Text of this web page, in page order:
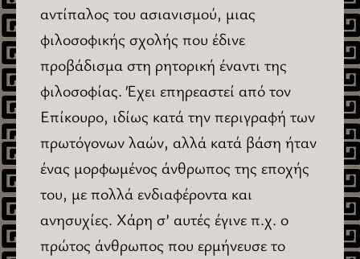
αντίπαλος του ασιανισμού, μιας
φιλοσοφικής σχολής που έδινε
προβάδισμα στη ρητορική έναντι της
φιλοσοφίας. Έχει επηρεαστεί από τον
Επίκουρο, ιδίως κατά την περιγραφή των
πρωτόγονων λαών, αλλά κατά βάση ήταν
ένας μορφωμένος άνθρωπος της εποχής
του, με πολλά ενδιαφέροντα και
ανησυχίες. Χάρη σ’ αυτές έγινε π.χ. ο
πρώτος άνθρωπος που ερμήνευσε το